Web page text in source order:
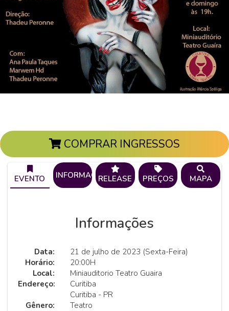
COMPRAR INGRESSOS
EVENTO INFORMAÇÕESRELEASE PREÇOS MAPA
Informações
Data:
21 de julho de 2023 (Sexta-Feira)
Horário:
20:00H
Local:
Miniauditorio Teatro Guaira
Endereço:
Curitiba
Curitiba - PR
Gênero:
Teatro